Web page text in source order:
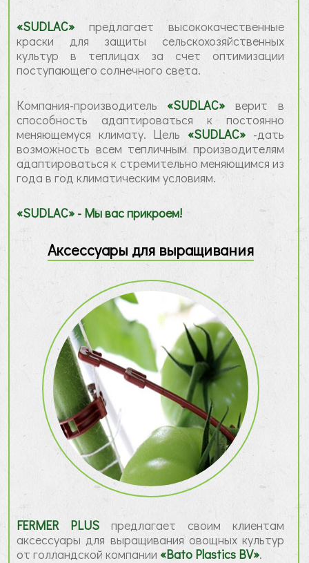
«SUDLAC»
краски для защиты сельскохозяйственных
культур в теплицах за счет оптимизации
поступающего солнечного света.
Компания-производитель «SUDLAC»верит в
способность адаптироваться к постоянно
меняющемуся климату. Цель «SUDLAC»
возможность всем тепличным производителям
адаптироваться к стремительно меняющимся из
года в год климатическим условиям.
«SUDLAC» - Мы вас прикроем!
Аксессуары для выращивания
FERMER PLUS
аксессуары для выращивания овощных культур
от голландской компании «Bato Plastics BV».